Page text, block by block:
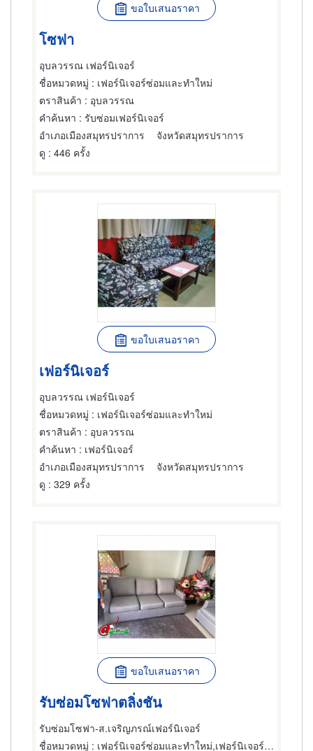
ขอใบเสนอราคา
โซฟา
อุบลวรรณ เฟอร์นิเจอร์
ชื่อหมวดหมู่ : เฟอร์นิเจอร์ซ่อมและทำใหม่
ตราสินค้า : อุบลวรรณ
คำค้นหา : รับซ่อมเฟอร์นิเจอร์
อำเภอเมืองสมุทรปราการ
จังหวัดสมุทรปราการ
ดู : 446 ครั้ง
ขอใบเสนอราคา
เฟอร์นิเจอร์
อุบลวรรณ เฟอร์นิเจอร์
ชื่อหมวดหมู่ : เฟอร์นิเจอร์ซ่อมและทำใหม่
ตราสินค้า : อุบลวรรณ
คำค้นหา : เฟอร์นิเจอร์
อำเภอเมืองสมุทรปราการ
จังหวัดสมุทรปราการ
ดู : 329 ครั้ง
ขอใบเสนอราคา
รับซ่อมโซฟาตลิ่งชัน
รับซ่อมโซฟา-ส.เจริญภรณ์เฟอร์นิเจอร์
ชื่อหมวดหมู่ : เฟอร์นิเจอร์ซ่อมและทำใหม่,เฟอร์นิเจอร์ซ่อมและทำใหม่